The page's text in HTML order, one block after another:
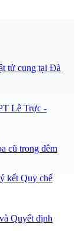
tử cung tại Đà
Lê Trực -
cũ trong đêm
kết Quy chế
Quyết định